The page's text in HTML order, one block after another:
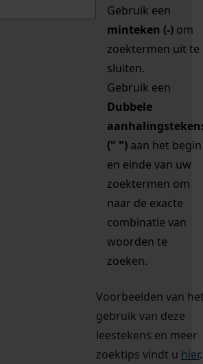
Gebruik een
minteken (-) om
zoektermen uit te
sluiten.
Gebruik een
Dubbele
(" ") aan het begin
en einde van uw
zoektermen om
naar de exacte
combinatie van
woorden te
zoeken.
Voorbeelden van
gebruik van deze
leestekens en meer
zoektips vindt u hier.